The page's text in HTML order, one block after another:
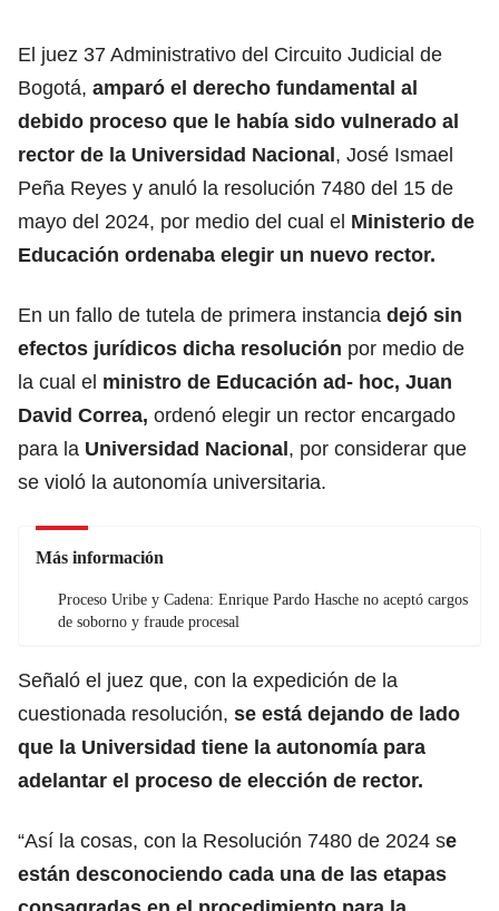
El juez 37 Administrativo del Circuito Judicial de
Bogotá, amparó el derecho fundamental al
debido proceso que le había sido vulnerado al
rector de la Universidad Nacional, José Ismael
Peña Reyes y anuló la resolución 7480 del 15 de
mayo del 2024, por medio del cual el Ministerio de
Educación ordenaba elegir un nuevo rector.
En un fallo de tutela de primera instancia dejó sin
efectos jurídicos dicha resolución por medio de
la cual el ministro de Educación ad- hoc, Juan
David Correa, ordenó elegir un rector encargado
para la Universidad Nacional, por considerar que
se violó la autonomía universitaria.
Más información
Proceso Uribe y Cadena: Enrique Pardo Hasche no aceptó cargos
de soborno y fraude procesal
Señaló el juez que, con la expedición de la
cuestionada resolución, se está dejando de lado
que la Universidad tiene la autonomía para
adelantar el proceso de elección de rector.
“Así la cosas, con la Resolución 7480 de 2024 se
están desconociendo cada una de las etapas